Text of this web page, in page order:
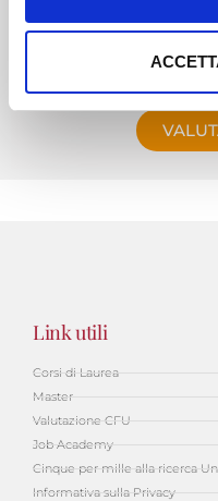
n
Link utili
Corsi di Laurea
Master
Valutazione CFU
Job Academy
Cinque per mille alla ricerca
Informativa sulla Privacy